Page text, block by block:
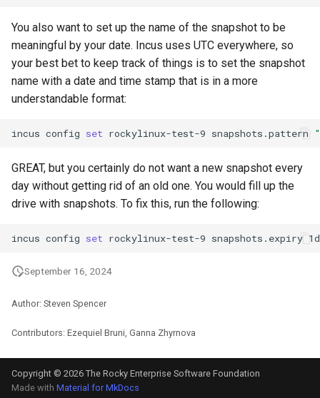
You also want to set up the name of the snapshot to be
meaningful by your date. Incus uses UTC everywhere, so
your best bet to keep track of things is to set the snapshot
name with a date and time stamp that is in a more
understandable format:
incus config set rockylinux-test-9 snapshots.pattern
GREAT, but you certainly do not want a new snapshot every
day without getting rid of an old one. You would fill up the
drive with snapshots. To fix this, run the following:
incus config set rockylinux-test-9 snapshots.expiry
September 16, 2024
Author: Steven Spencer
Contributors: Ezequiel Bruni, Ganna Zhyrnova
Copyright © 2026 The Rocky Enterprise Software Foundation
Made with Material for MkDocs